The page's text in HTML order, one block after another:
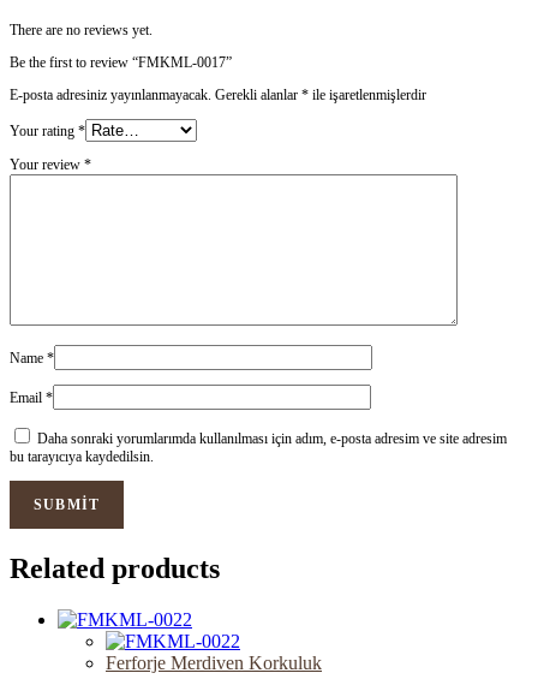
There are no reviews yet.
Be the first to review “FMKML-0017”
E-posta adresiniz yayınlanmayacak. Gerekli alanlar * ile işaretlenmişlerdir
Your rating *
Your review *
Name *
Email *
Daha sonraki yorumlarımda kullanılması için adım, e-posta adresim ve site adresim
bu tarayıcıya kaydedilsin.
Related products
Ferforje Merdiven Korkuluk